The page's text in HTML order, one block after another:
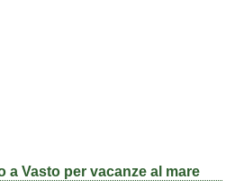
a Vasto per vacanze al mare